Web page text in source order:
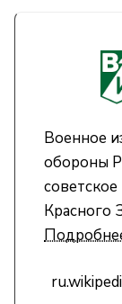
Военное
обороны
Красного